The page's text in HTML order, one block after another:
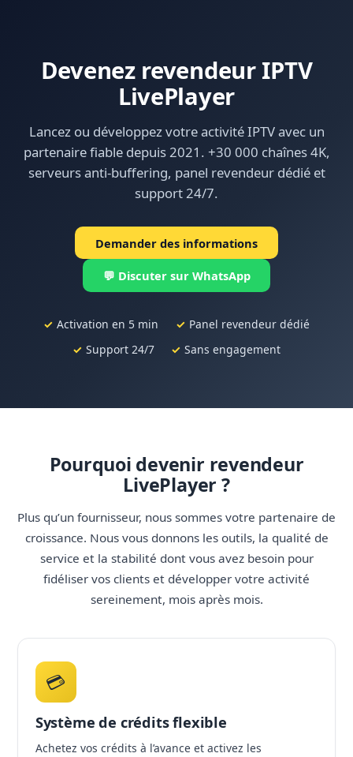
Devenez revendeur IPTV
LivePlayer
Lancez ou développez votre activité IPTV avec un
partenaire fiable depuis 2021. +30 000 chaînes 4K,
serveurs anti-buffering, panel revendeur dédié et
support 24/7.
Demander des informations
💬 Discuter sur WhatsApp
✓ Activation en 5 min ✓ Panel revendeur dédié
✓ Support 24/7 ✓ Sans engagement
Pourquoi devenir revendeur
LivePlayer ?
Plus qu’un fournisseur, nous sommes votre partenaire de
croissance. Nous vous donnons les outils, la qualité de
service et la stabilité dont vous avez besoin pour
fidéliser vos clients et développer votre activité
sereinement, mois après mois.
💳
Système de crédits flexible
Achetez vos crédits à l’avance et activez les